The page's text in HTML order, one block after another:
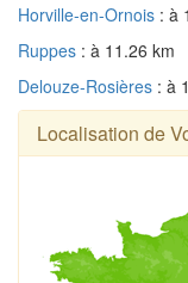
Horville-en-Ornois : à
Ruppes : à 11.26 km
Delouze-Rosières : à
Localisation de